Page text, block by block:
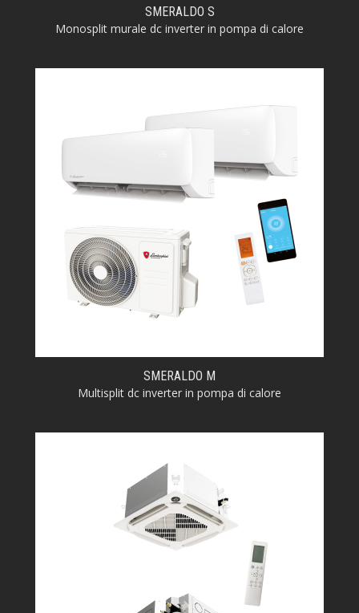
SMERALDO S
Monosplit murale dc inverter in pompa di calore
SMERALDO M
Multisplit dc inverter in pompa di calore